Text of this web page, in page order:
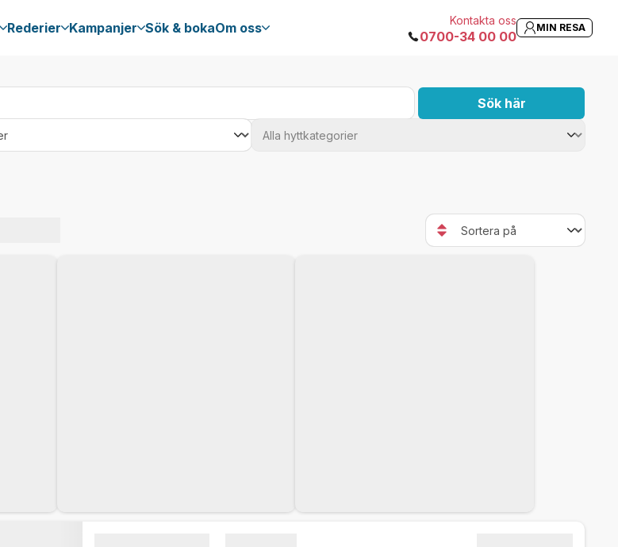
Rederier Kampanjer Sök & bokaOm oss Kontakta oss
0700-34 00 00
MIN RESA
Sök här